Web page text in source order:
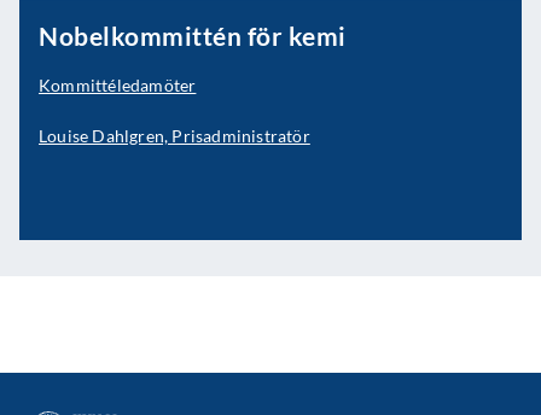
Nobelkommittén för kemi
Kommittéledamöter
Louise Dahlgren, Prisadministratör